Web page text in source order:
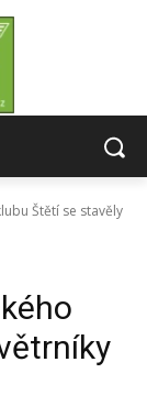
Štětí se stavěly